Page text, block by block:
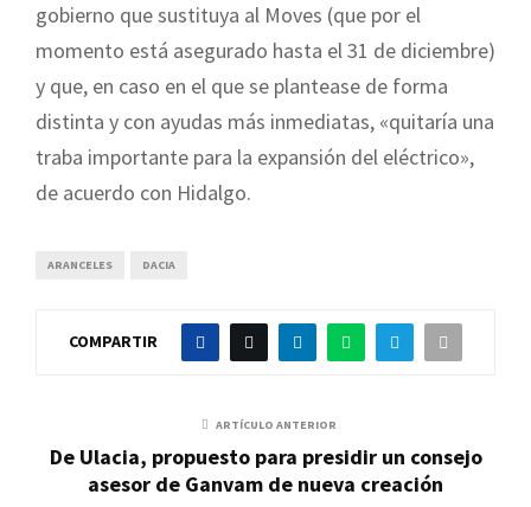
gobierno que sustituya al Moves (que por el
momento está asegurado hasta el 31 de diciembre)
y que, en caso en el que se plantease de forma
distinta y con ayudas más inmediatas, «quitaría una
traba importante para la expansión del eléctrico»,
de acuerdo con Hidalgo.
ARANCELES DACIA
COMPARTIR
ARTÍCULO ANTERIOR
De Ulacia, propuesto para presidir un consejo
asesor de Ganvam de nueva creación